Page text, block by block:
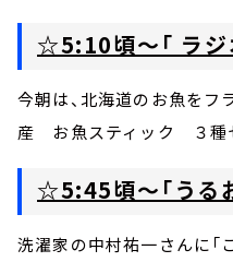
☆5:10頃～「 ラジ
今朝は、北海道のお魚をフ
産 お魚スティック ３種セ
☆5:45頃～「うる
洗濯家の中村祐一さんに「